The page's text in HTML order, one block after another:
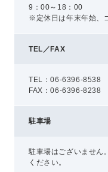
コミュニティガイドライ
AIポリシー
特定商取引法に基づく
9：00～18：00
※定休日は年末年始、
TEL／FAX
TEL：06-6396-8538
FAX：06-6396-8238
駐車場
駐車場はございません
ください。